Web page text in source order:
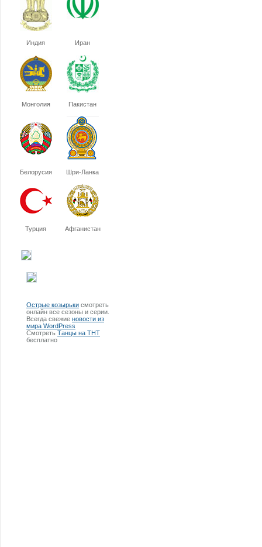
Индия Иран
Монголия Пакистан
Белорусия Шри-Ланка
Турция Афганистан
Острые козырьки смотреть
онлайн все сезоны и серии.
Всегда свежие новости из
мира WordPress
Смотреть Танцы на ТНТ
бесплатно